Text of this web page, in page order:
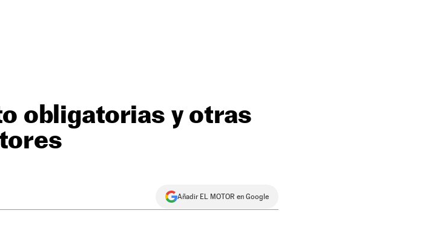
obligatorias y otras
Añadir EL MOTOR en Google